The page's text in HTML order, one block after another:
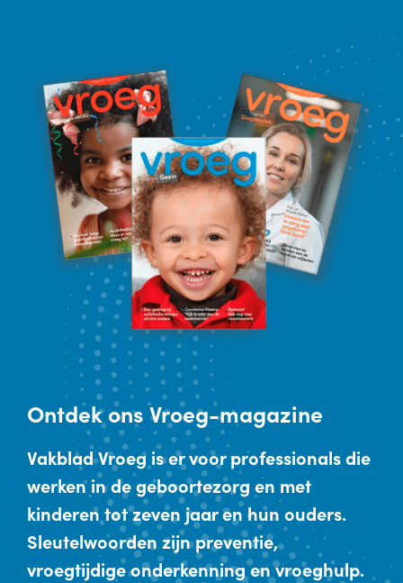
Ontdekons Vroeg-magazine
Vakblad Vroeg is er voor professionals die
werken in de geboortezorg en met
kinderen tot zeven jaar en hun ouders.
Sleutelwoorden zijn preventie,
vroegtijdige onderkenning en vroeghulp.